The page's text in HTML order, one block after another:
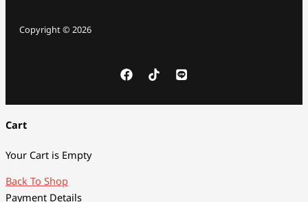
Copyright © 2026
Cart
Your Cart is Empty
Back To Shop
Payment Details